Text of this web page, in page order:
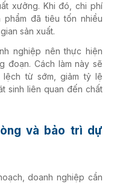
xưởng. Khi đó, chi phí
đã tiêu tốn nhiều
sản xuất.
nghiệp nên thực hiện
đoạn. Cách làm này sẽ
từ sớm, giảm tỷ lệ
sinh liên quan đến chất
và bảo trì dự
doanh nghiệp cần